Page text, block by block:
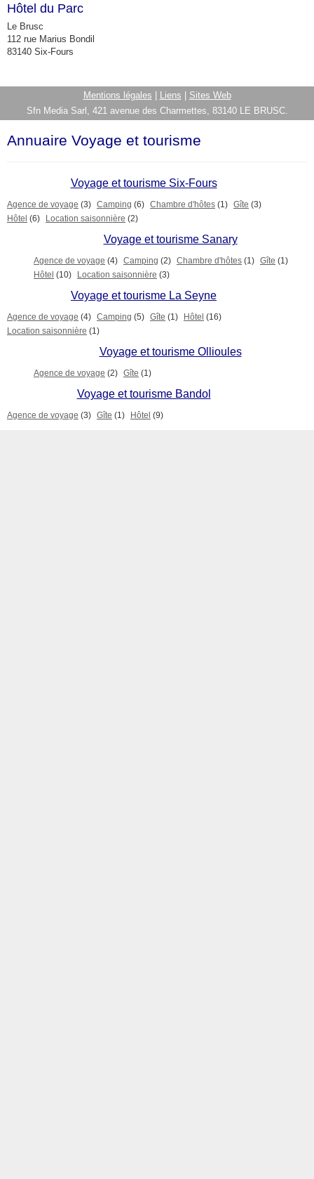
Hôtel du Parc
Le Brusc
112 rue Marius Bondil
83140 Six-Fours
Mentions légales Liens
Sites Web
Sfn Media Sarl, 421 avenue des Charmettes, 83140 LE BRUSC.
Annuaire Voyage et tourisme
Voyage et tourisme Six-Fours
Agence de voyage (3) Camping (6) Chambre d'hôtes (1) Gîte (3)
Hôtel (6) Location saisonnière (2)
Voyage et tourisme Sanary
Agence de voyage (4) Camping (2) Chambre d'hôtes (1) Gîte (1)
Hôtel (10) Location saisonnière (3)
Voyage et tourisme La Seyne
Agence de voyage (4) Camping (5) Gîte (1) Hôtel (16)
Location saisonnière (1)
Voyage et tourisme Ollioules
Agence de voyage (2) Gîte (1)
Voyage et tourisme Bandol
Agence de voyage (3) Gîte (1) Hôtel (9)